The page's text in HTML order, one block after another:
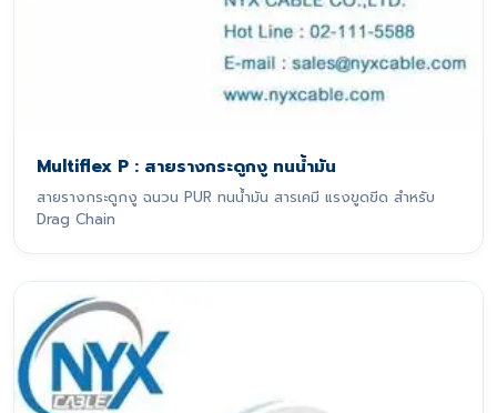
Multiflex P : สายรางกระดูกงู ทนน้ำมัน
สายรางกระดูกงู ฉนวน PUR ทนน้ำมัน สารเคมี แรงขูดขีด สำหรับ
Drag Chain